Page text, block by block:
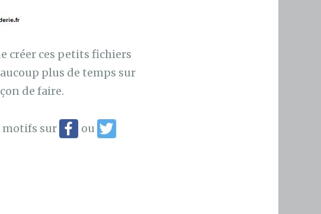
créer ces petits fichiers
plus de temps sur
de faire.
motifs sur ou